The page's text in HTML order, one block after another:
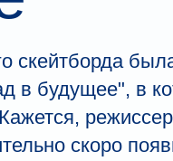
скейтборда
в будущее", в
скоро